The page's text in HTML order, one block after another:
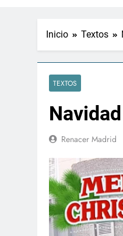
Inicio Textos
TEXTOS
Navidad
Renacer Madrid